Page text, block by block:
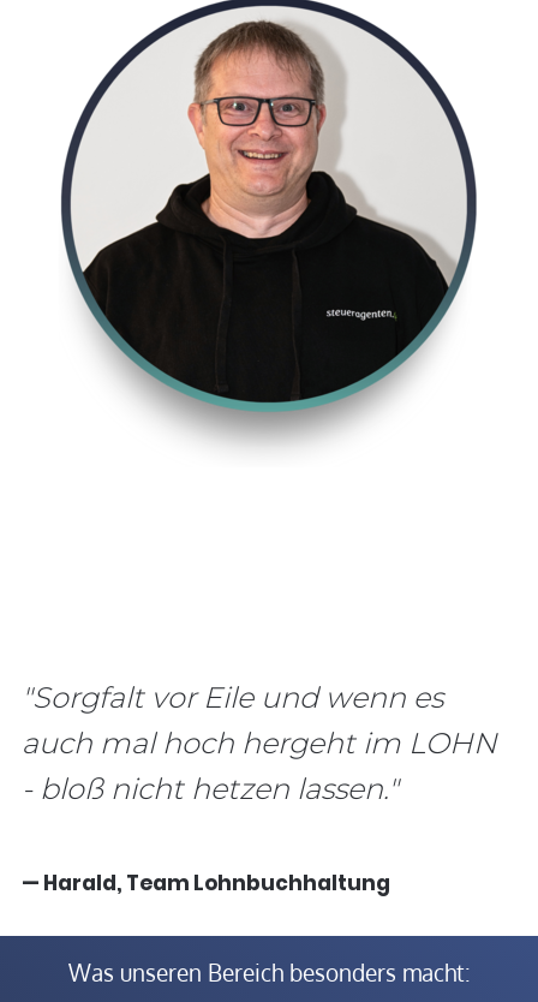
"Sorgfalt vor Eile und wenn es
auch mal hoch hergeht im LOHN
- bloß nicht hetzen lassen."
— Harald, Team Lohnbuchhaltung
Was unseren Bereich besonders macht: